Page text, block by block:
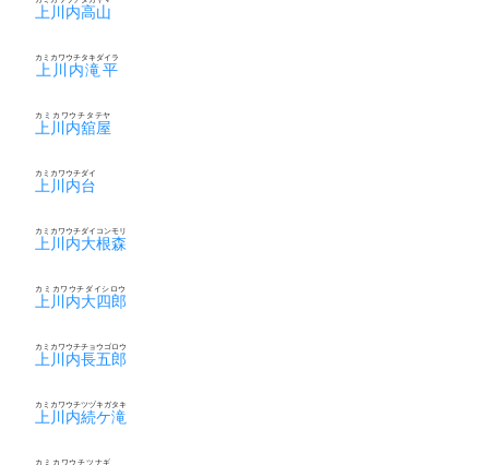
上川内高山
上川内滝平
カミカワウチタキダイラ
上川内舘屋
カミカワウチタテヤ
上川内台
カミカワウチダイ
上川内大根森
カミカワウチダイコンモリ
上川内大四郎
カミカワウチダイシロウ
上川内長五郎
カミカワウチチョウゴロウ
上川内続ケ滝
カミカワウチツヅキガタキ
カミカワウチツナギ